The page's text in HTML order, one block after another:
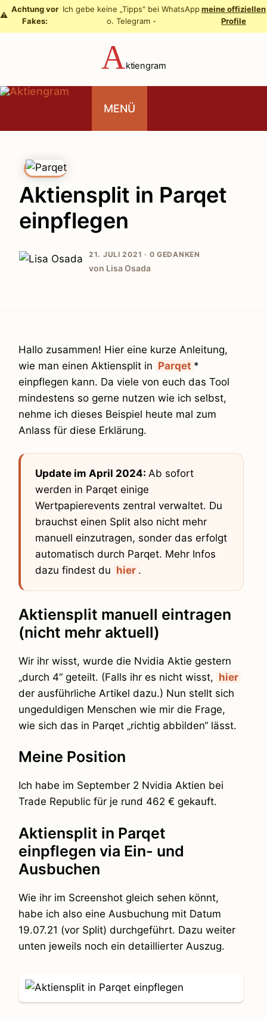
Zum
Inhalt
⚠️
Achtung vor
Fakes:
Ich gebe keine „Tipps" bei WhatsApp
o. Telegram -
meine offiziellen
Profile
Aktiengram
MENÜ
Aktiensplit in Parqet
einpflegen
21. JULI 2021 · 0 GEDANKEN
von Lisa Osada
Hallo zusammen! Hier eine kurze Anleitung,
wie man einen Aktiensplit in Parqet *
einpflegen kann. Da viele von euch das Tool
mindestens so gerne nutzen wie ich selbst,
nehme ich dieses Beispiel heute mal zum
Anlass für diese Erklärung.
Update im April 2024: Ab sofort
werden in Parqet einige
Wertpapierevents zentral verwaltet. Du
brauchst einen Split also nicht mehr
manuell einzutragen, sonder das erfolgt
automatisch durch Parqet. Mehr Infos
dazu findest du hier .
Aktiensplit manuell eintragen
(nicht mehr aktuell)
Wir ihr wisst, wurde die Nvidia Aktie gestern
„durch 4“ geteilt. (Falls ihr es nicht wisst, hier
der ausführliche Artikel dazu.) Nun stellt sich
ungeduldigen Menschen wie mir die Frage,
wie sich das in Parqet „richtig abbilden“ lässt.
Meine Position
Ich habe im September 2 Nvidia Aktien bei
Trade Republic für je rund 462 € gekauft.
Aktiensplit in Parqet
einpflegen via Ein- und
Ausbuchen
Wie ihr im Screenshot gleich sehen könnt,
habe ich also eine Ausbuchung mit Datum
19.07.21 (vor Split) durchgeführt. Dazu weiter
unten jeweils noch ein detaillierter Auszug.